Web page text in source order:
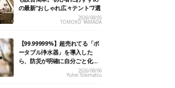
の最新“おしゃれ広々テント”7選
2026/08/05
TOMOKO YAMADA
【99.99999%】超売れてる「ポ
ータブル浄水器」を導入した
ら、防災が明確に自分ごと化し
2026/08/06
Yuhei Tokimatsu